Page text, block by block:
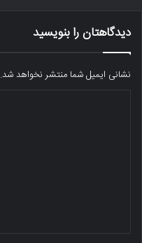
دیدگاهتان را بنویسید
نشانی ایمیل شما منتشر نخواهد شد.